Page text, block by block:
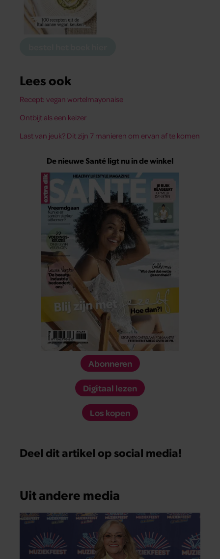
Lees ook
Recept: vegan wortelmayonaise
Ontbijt als een keizer
Last van jeuk? Dit zijn 7 manieren om ervan af te komen
De nieuwe Santé ligt nu in de winkel
Abonneren
Digitaal lezen
Los kopen
Deel dit artikel op social media!
Uit andere media